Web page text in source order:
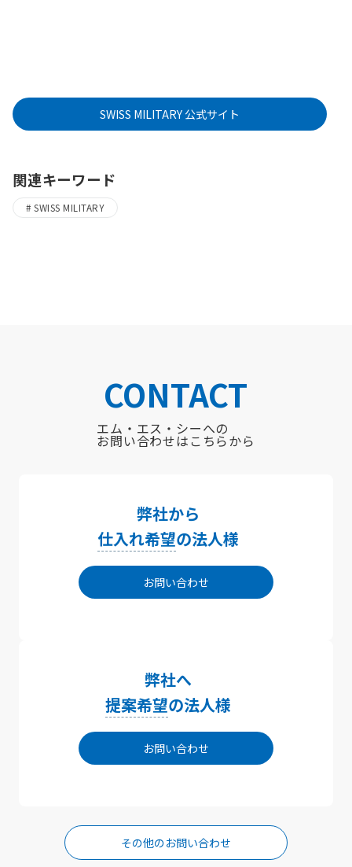
SWISS MILITARY 公式サイト
関連キーワード
SWISS MILITARY
CONTACT
エム・エス・シーへの
お問い合わせはこちらから
弊社から
仕入れ希望の法人様
お問い合わせ
弊社へ
提案希望の法人様
お問い合わせ
その他のお問い合わせ